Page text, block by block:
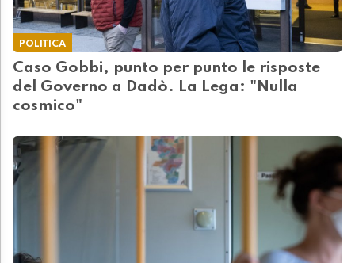
POLITICA
Caso Gobbi, punto per punto le risposte
del Governo a Dadò. La Lega: "Nulla
cosmico"